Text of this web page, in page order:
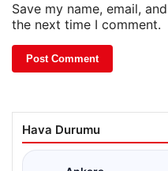
Save my name, email,
the next time I comment.
Hava Durumu